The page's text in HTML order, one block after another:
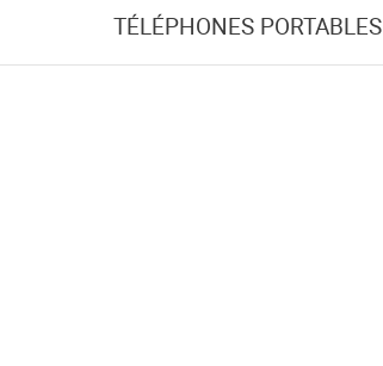
TÉLÉPHONES PORTABLES